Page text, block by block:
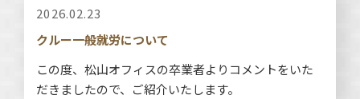
2026.02.23
クルー一般就労について
この度、松山オフィスの卒業者よりコメントをいた
だきましたので、ご紹介いたします。